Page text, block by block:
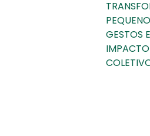
GESTOS
IMPACTO